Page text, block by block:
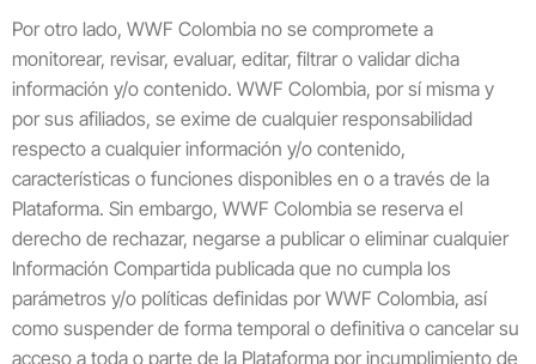
Por otro lado, WWF Colombia no se compromete a
monitorear, revisar, evaluar, editar, filtrar o validar dicha
información y/o contenido. WWF Colombia, por sí misma y
por sus afiliados, se exime de cualquier responsabilidad
respecto a cualquier información y/o contenido,
características o funciones disponibles en o a través de la
Plataforma. Sin embargo, WWF Colombia se reserva el
derecho de rechazar, negarse a publicar o eliminar cualquier
Información Compartida publicada que no cumpla los
parámetros y/o políticas definidas por WWF Colombia, así
como suspender de forma temporal o definitiva o cancelar su
acceso a toda o parte de la Plataforma por incumplimiento de